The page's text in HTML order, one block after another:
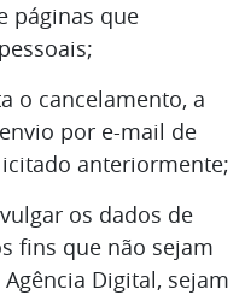
páginas que
o cancelamento, a
por e-mail de
anteriormente;
os dados de
fins que não sejam
Digital, sejam